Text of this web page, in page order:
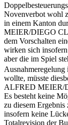
Novenverbot wohl
in einem Kanton
MEIER/DIEGO
dem Vorschalten
wirken sich
aber die im Spiel
wollte, müsste
ALFRED MEIER/
Es besteht keine
zu diesem Ergebnis
insofern keine
Totalrevision der